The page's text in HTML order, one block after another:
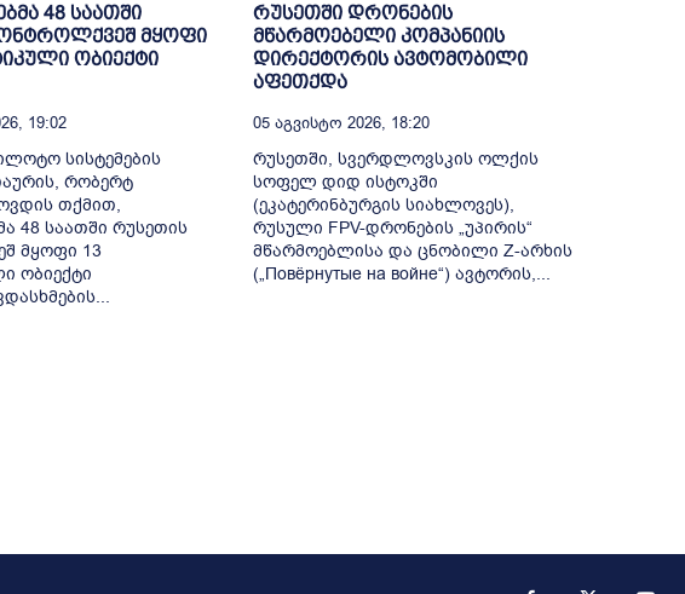
48 საათში
მყოფი
ობიექტი
19:02
სისტემების
რობერტ
თქმით,
48 საათში რუსეთის
მყოფი 13
ობიექტი
რუსეთში დრონების
მწარმოებელი კომპანიის
დირექტორის ავტომობილი
აფეთქდა
05 Აგვისტო 2026, 18:20
რუსეთში, სვერდლოვსკის ოლქის
სოფელ დიდ ისტოკში
(ეკატერინბურგის სიახლოვეს),
რუსული FPV-დრონების „უპირის“
მწარმოებლისა და ცნობილი Z-არხის
(„Повёрнутые на войне“) ავტორის,...